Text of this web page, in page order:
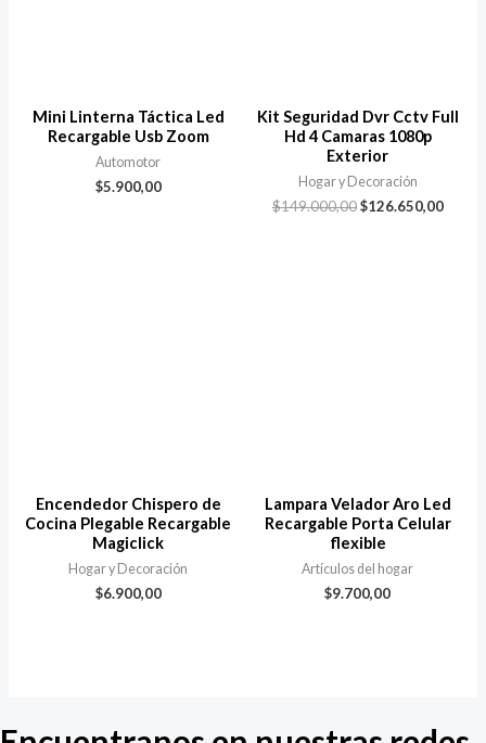
Mini Linterna Táctica Led
Recargable Usb Zoom
Automotor
$5.900,00
Kit Seguridad Dvr Cctv Full
Hd 4 Camaras 1080p
Exterior
Hogar y Decoración
$149.000,00 $126.650,00
Encendedor Chispero de
Cocina Plegable Recargable
Magiclick
Hogar y Decoración
$6.900,00
Lampara Velador Aro Led
Recargable Porta Celular
flexible
Artículos del hogar
$9.700,00